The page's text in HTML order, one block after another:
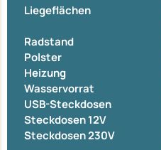
Liegeflächen
Radstand
Polster
Heizung
Wasservorrat
USB-Steckdosen
Steckdosen 12V
Steckdosen 230V